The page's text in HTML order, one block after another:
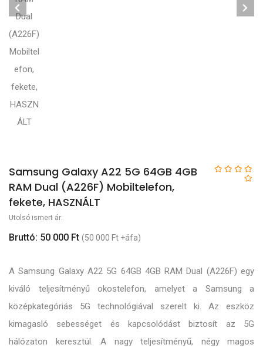
Samsung Galaxy A22 5G 64GB 4GB
RAM Dual (A226F) Mobiltelefon,
fekete, HASZNÁLT
Utolsó ismert ár:
Bruttó: 50 000 Ft (50 000 Ft +áfa)
A Samsung Galaxy A22 5G 64GB 4GB RAM Dual (A226F) egy
kiváló teljesítményű okostelefon, amelyet a Samsung a
középkategóriás 5G technológiával szerelt ki. Az eszköz
kimagasló sebességet és kapcsolódást biztosít az 5G
hálózaton keresztül. A nagy teljesítményű, négy magos